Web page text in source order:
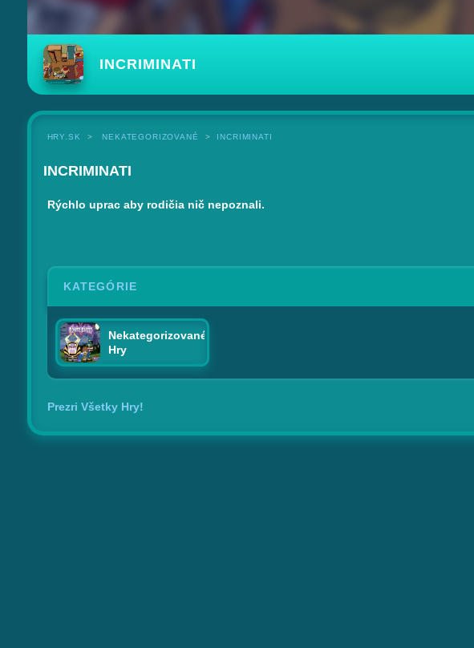
INCRIMINATI
HRY.SK NEKATEGORIZOVANÉ INCRIMINATI
INCRIMINATI
Rýchlo uprac aby rodičia nič nepoznali.
KATEGÓRIE
Nekategorizované
Hry
Prezri Všetky Hry!